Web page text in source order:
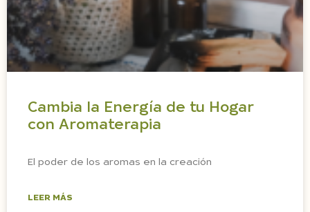
Cambia la Energía de tu Hogar
con Aromaterapia
El poder de los aromas en la creación
LEER MÁS